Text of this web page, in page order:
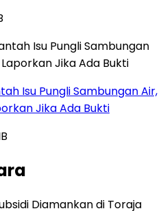
Isu Pungli Sambungan Air,
Jika Ada Bukti